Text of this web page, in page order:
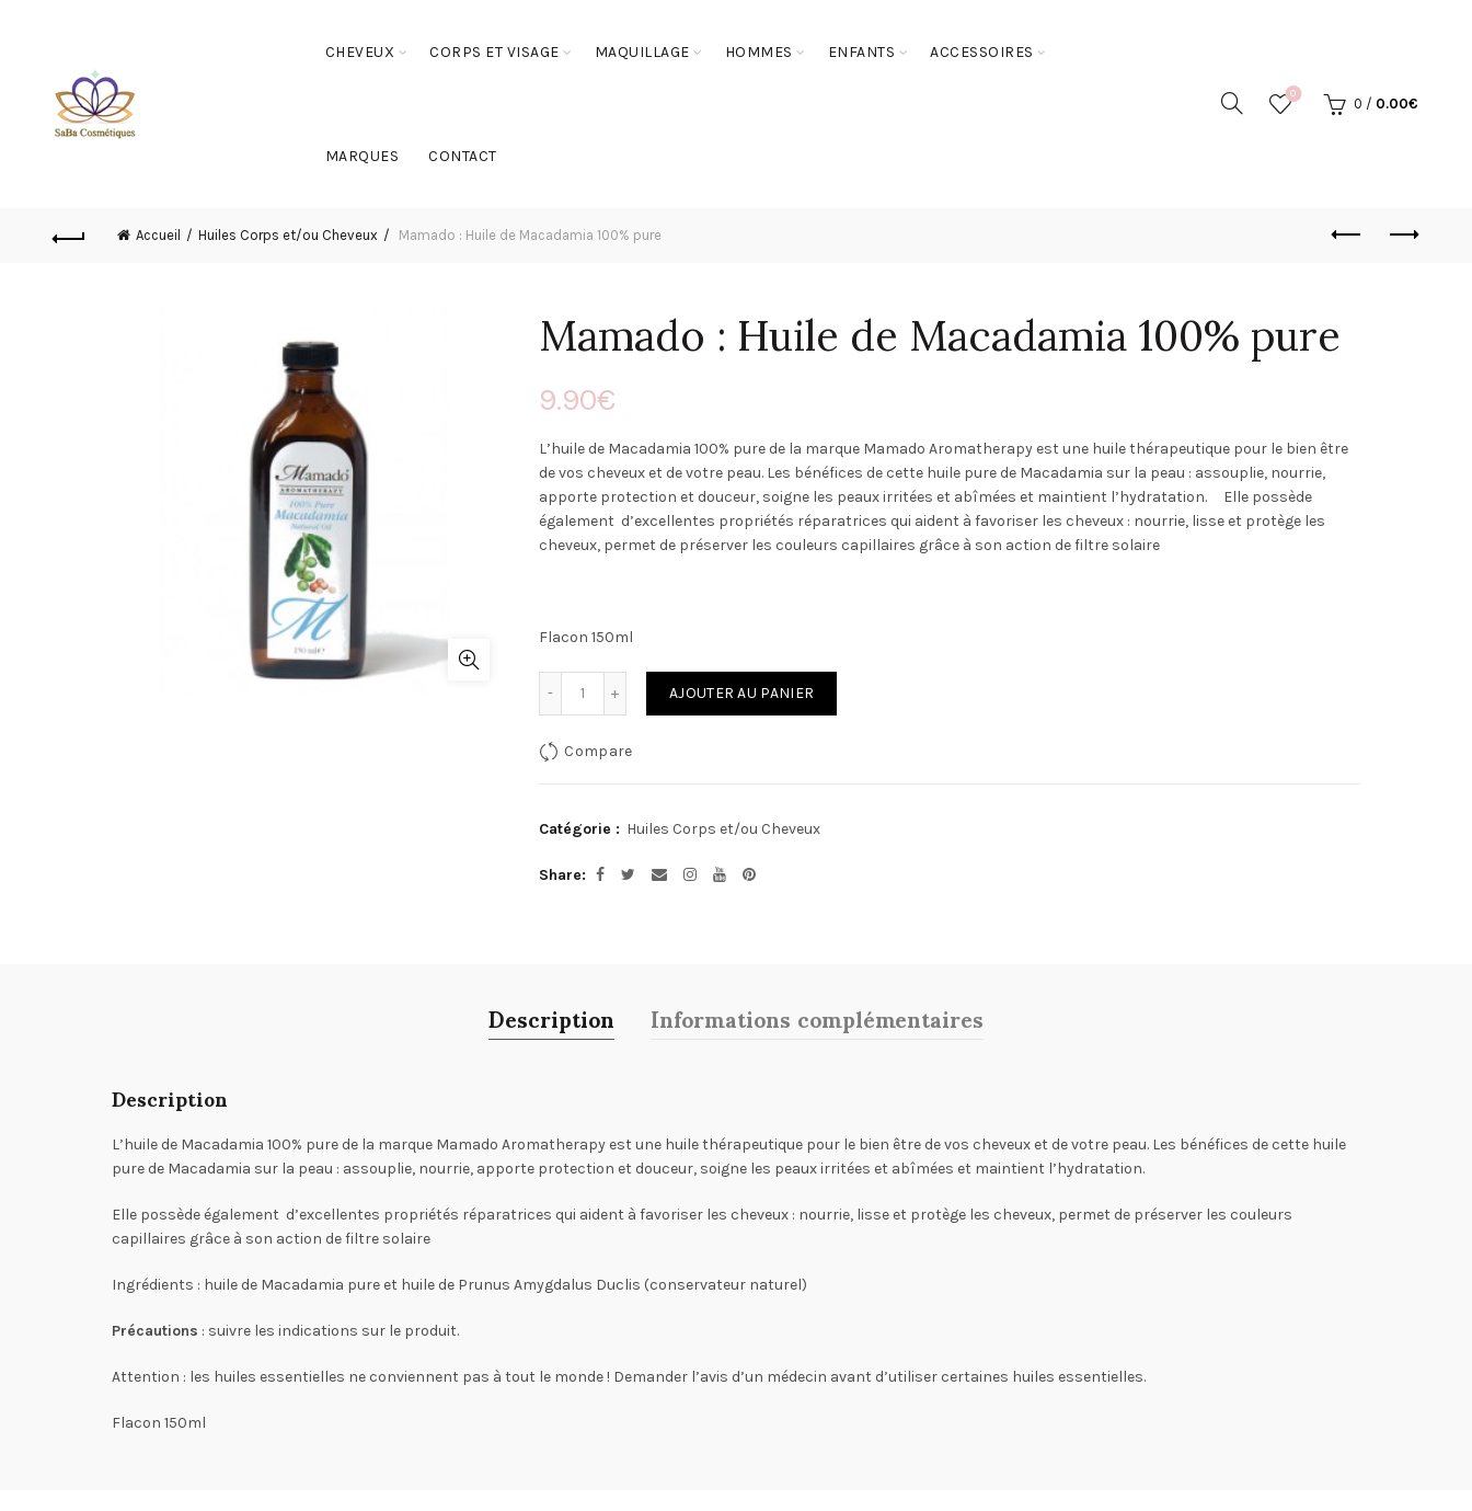
CHEVEUX CORPS ET VISAGE MAQUILLAGE HOMMES ENFANTS ACCESSOIRES
MARQUES CONTACT
0
0 / 0.00€
Accueil Huiles Corps et/ou Cheveux Mamado : Huile de Macadamia 100% pure
Mamado : Huile de Macadamia 100% pure
9.90€
L’huile de Macadamia 100% pure de la marque Mamado Aromatherapy est une huile thérapeutique pour le bien être
de vos cheveux et de votre peau. Les bénéfices de cette huile pure de Macadamia sur la peau : assouplie, nourrie,
apporte protection et douceur, soigne les peaux irritées et abîmées et maintient l’hydratation. Elle possède
également d’excellentes propriétés réparatrices qui aident à favoriser les cheveux : nourrie, lisse et protège les
cheveux, permet de préserver les couleurs capillaires grâce à son action de filtre solaire
Flacon 150ml
AJOUTER AU PANIER
Compare
Catégorie : Huiles Corps et/ou Cheveux
Share
Description Informations complémentaires
Description
L’huile de Macadamia 100% pure de la marque Mamado Aromatherapy est une huile thérapeutique pour le bien être de vos cheveux et de votre peau. Les bénéfices de cette huile
pure de Macadamia sur la peau : assouplie, nourrie, apporte protection et douceur, soigne les peaux irritées et abîmées et maintient l’hydratation.
Elle possède également d’excellentes propriétés réparatrices qui aident à favoriser les cheveux : nourrie, lisse et protège les cheveux, permet de préserver les couleurs
capillaires grâce à son action de filtre solaire
Ingrédients : huile de Macadamia pure et huile de Prunus Amygdalus Duclis (conservateur naturel)
Précautions : suivre les indications sur le produit.
Attention : les huiles essentielles ne conviennent pas à tout le monde ! Demander l’avis d’un médecin avant d’utiliser certaines huiles essentielles.
Flacon 150ml